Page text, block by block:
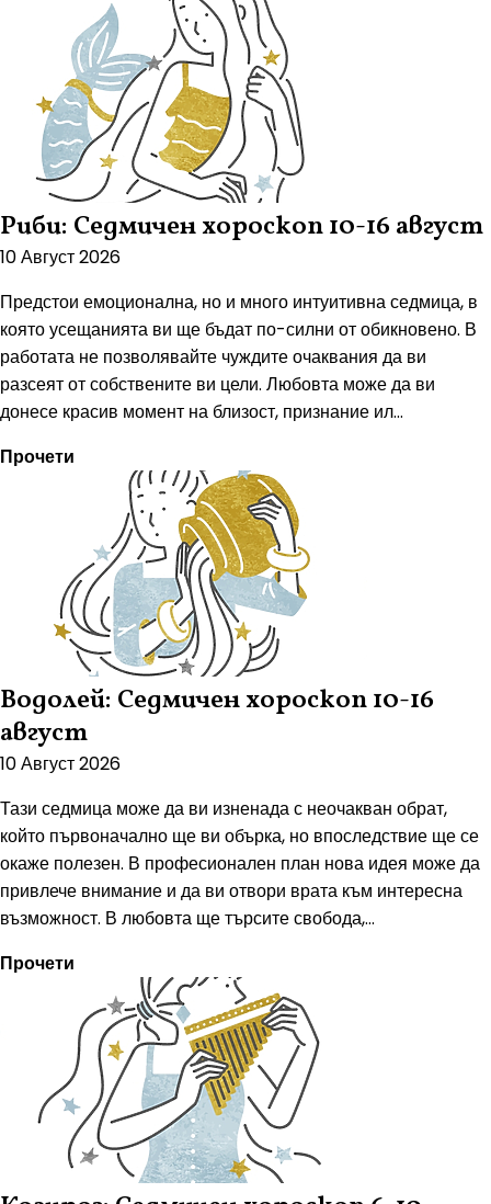
Риби: Седмичен хороскоп 10-16 август
10 Август 2026
Предстои емоционална, но и много интуитивна седмица, в
която усещанията ви ще бъдат по-силни от обикновено. В
работата не позволявайте чуждите очаквания да ви
разсеят от собствените ви цели. Любовта може да ви
донесе красив момент на близост, признание ил...
Прочети
Водолей: Седмичен хороскоп 10-16
август
10 Август 2026
Тази седмица може да ви изненада с неочакван обрат,
който първоначално ще ви обърка, но впоследствие ще се
окаже полезен. В професионален план нова идея може да
привлече внимание и да ви отвори врата към интересна
възможност. В любовта ще търсите свобода,...
Прочети